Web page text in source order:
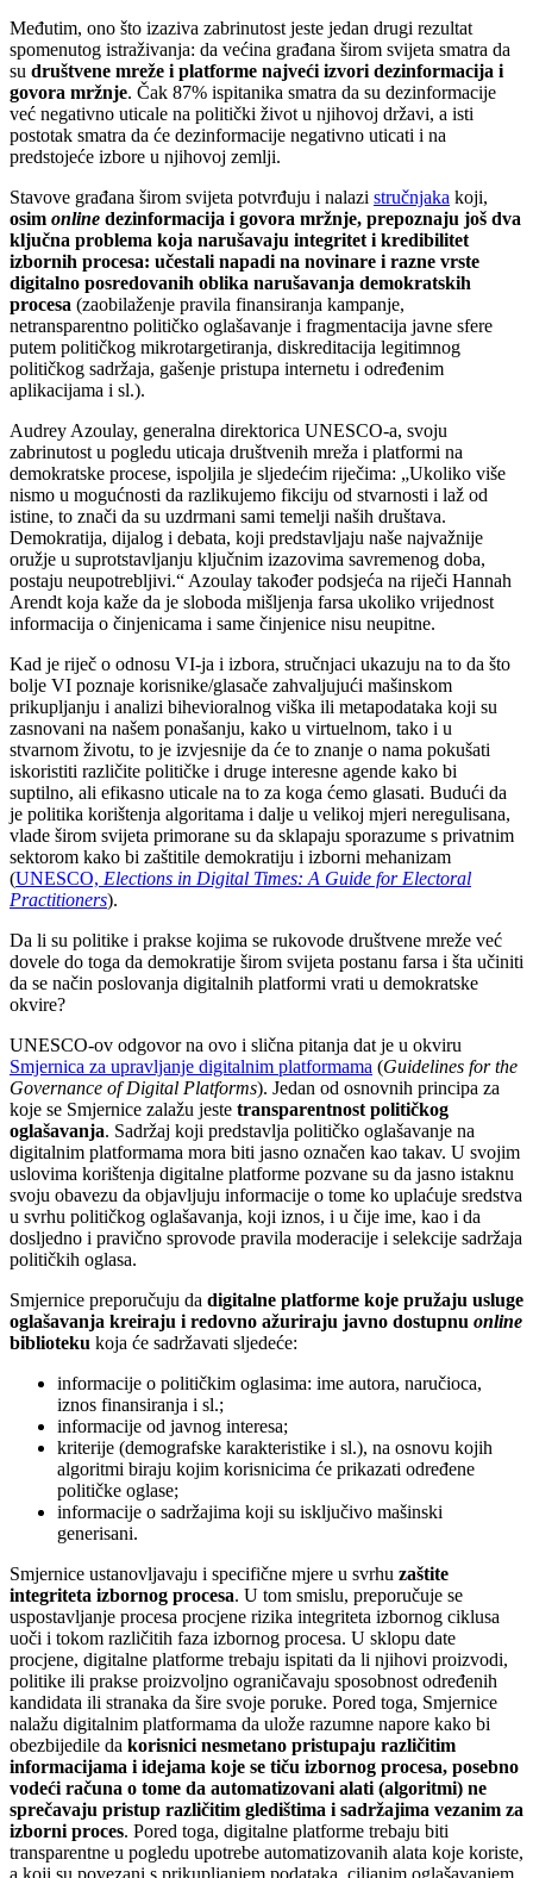
Međutim, ono što izaziva zabrinutost jeste jedan drugi rezultat
spomenutog istraživanja: da većina građana širom svijeta smatra da
su društvene mreže i platforme najveći izvori dezinformacija i
govora mržnje. Čak 87% ispitanika smatra da su dezinformacije
već negativno uticale na politički život u njihovoj državi, a isti
postotak smatra da će dezinformacije negativno uticati i na
predstojeće izbore u njihovoj zemlji.
Stavove građana širom svijeta potvrđuju i nalazi stručnjaka koji,
osim online dezinformacija i govora mržnje, prepoznaju još dva
ključna problema koja narušavaju integritet i kredibilitet
izbornih procesa: učestali napadi na novinare i razne vrste
digitalno posredovanih oblika narušavanja demokratskih
procesa (zaobilaženje pravila finansiranja kampanje,
netransparentno političko oglašavanje i fragmentacija javne sfere
putem političkog mikrotargetiranja, diskreditacija legitimnog
političkog sadržaja, gašenje pristupa internetu i određenim
aplikacijama i sl.).
Audrey Azoulay, generalna direktorica UNESCO-a, svoju
zabrinutost u pogledu uticaja društvenih mreža i platformi na
demokratske procese, ispoljila je sljedećim riječima: „Ukoliko više
nismo u mogućnosti da razlikujemo fikciju od stvarnosti i laž od
istine, to znači da su uzdrmani sami temelji naših društava.
Demokratija, dijalog i debata, koji predstavljaju naše najvažnije
oružje u suprotstavljanju ključnim izazovima savremenog doba,
postaju neupotrebljivi.“ Azoulay također podsjeća na riječi Hannah
Arendt koja kaže da je sloboda mišljenja farsa ukoliko vrijednost
informacija o činjenicama i same činjenice nisu neupitne.
Kad je riječ o odnosu VI-ja i izbora, stručnjaci ukazuju na to da što
bolje VI poznaje korisnike/glasače zahvaljujući mašinskom
prikupljanju i analizi bihevioralnog viška ili metapodataka koji su
zasnovani na našem ponašanju, kako u virtuelnom, tako i u
stvarnom životu, to je izvjesnije da će to znanje o nama pokušati
iskoristiti različite političke i druge interesne agende kako bi
suptilno, ali efikasno uticale na to za koga ćemo glasati. Budući da
je politika korištenja algoritama i dalje u velikoj mjeri neregulisana,
vlade širom svijeta primorane su da sklapaju sporazume s privatnim
sektorom kako bi zaštitile demokratiju i izborni mehanizam
(UNESCO, Elections in Digital Times: A Guide for Electoral
Practitioners).
Da li su politike i prakse kojima se rukovode društvene mreže već
dovele do toga da demokratije širom svijeta postanu farsa i šta učiniti
da se način poslovanja digitalnih platformi vrati u demokratske
okvire?
UNESCO-ov odgovor na ovo i slična pitanja dat je u okviru
Smjernica za upravljanje digitalnim platformama (Guidelines for the
Governance of Digital Platforms). Jedan od osnovnih principa za
koje se Smjernice zalažu jeste transparentnost političkog
oglašavanja. Sadržaj koji predstavlja političko oglašavanje na
digitalnim platformama mora biti jasno označen kao takav. U svojim
uslovima korištenja digitalne platforme pozvane su da jasno istaknu
svoju obavezu da objavljuju informacije o tome ko uplaćuje sredstva
u svrhu političkog oglašavanja, koji iznos, i u čije ime, kao i da
dosljedno i pravično sprovode pravila moderacije i selekcije sadržaja
političkih oglasa.
Smjernice preporučuju da digitalne platforme koje pružaju usluge
oglašavanja kreiraju i redovno ažuriraju javno dostupnu online
biblioteku koja će sadržavati sljedeće:
informacije o političkim oglasima: ime autora, naručioca,
iznos finansiranja i sl.;
informacije od javnog interesa;
kriterije (demografske karakteristike i sl.), na osnovu kojih
algoritmi biraju kojim korisnicima će prikazati određene
političke oglase;
informacije o sadržajima koji su isključivo mašinski
generisani.
Smjernice ustanovljavaju i specifične mjere u svrhu zaštite
integriteta izbornog procesa. U tom smislu, preporučuje se
uspostavljanje procesa procjene rizika integriteta izbornog ciklusa
uoči i tokom različitih faza izbornog procesa. U sklopu date
procjene, digitalne platforme trebaju ispitati da li njihovi proizvodi,
politike ili prakse proizvoljno ograničavaju sposobnost određenih
kandidata ili stranaka da šire svoje poruke. Pored toga, Smjernice
nalažu digitalnim platformama da ulože razumne napore kako bi
obezbijedile da korisnici nesmetano pristupaju različitim
informacijama i idejama koje se tiču izbornog procesa, posebno
vodeći računa o tome da automatizovani alati (algoritmi) ne
sprečavaju pristup različitim gledištima i sadržajima vezanim za
izborni proces. Pored toga, digitalne platforme trebaju biti
transparentne u pogledu upotrebe automatizovanih alata koje koriste,